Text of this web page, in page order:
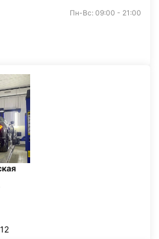
Пн-Вс: 09:00 - 21:00